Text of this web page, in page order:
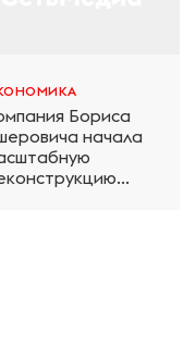
Бориса
начала